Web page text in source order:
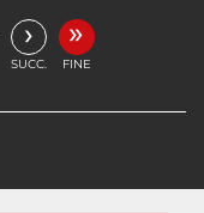
›
SUCC.
»
FINE